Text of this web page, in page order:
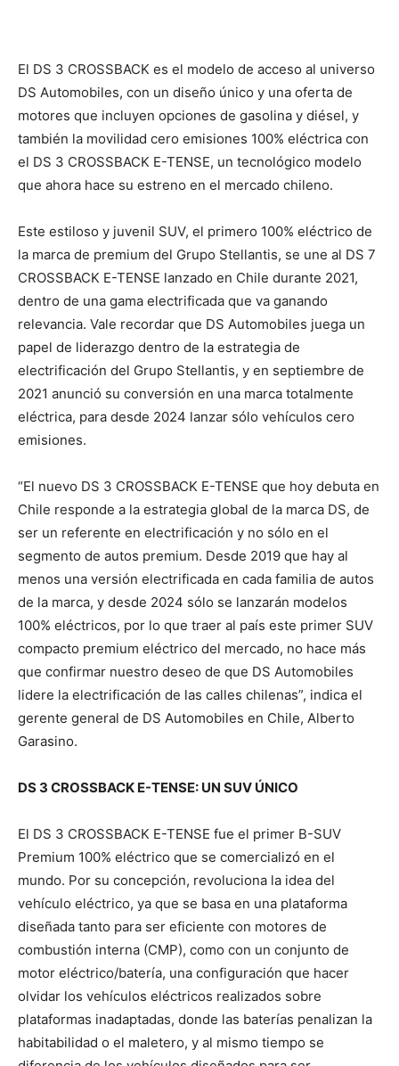
El DS 3 CROSSBACK es el modelo de acceso al universo
DS Automobiles, con un diseño único y una oferta de
motores que incluyen opciones de gasolina y diésel, y
también la movilidad cero emisiones 100% eléctrica con
el DS 3 CROSSBACK E-TENSE, un tecnológico modelo
que ahora hace su estreno en el mercado chileno.
Este estiloso y juvenil SUV, el primero 100% eléctrico de
la marca de premium del Grupo Stellantis, se une al DS 7
CROSSBACK E-TENSE lanzado en Chile durante 2021,
dentro de una gama electrificada que va ganando
relevancia. Vale recordar que DS Automobiles juega un
papel de liderazgo dentro de la estrategia de
electrificación del Grupo Stellantis, y en septiembre de
2021 anunció su conversión en una marca totalmente
eléctrica, para desde 2024 lanzar sólo vehículos cero
emisiones.
“El nuevo DS 3 CROSSBACK E-TENSE que hoy debuta en
Chile responde a la estrategia global de la marca DS, de
ser un referente en electrificación y no sólo en el
segmento de autos premium. Desde 2019 que hay al
menos una versión electrificada en cada familia de autos
de la marca, y desde 2024 sólo se lanzarán modelos
100% eléctricos, por lo que traer al país este primer SUV
compacto premium eléctrico del mercado, no hace más
que confirmar nuestro deseo de que DS Automobiles
lidere la electrificación de las calles chilenas”, indica el
gerente general de DS Automobiles en Chile, Alberto
Garasino.
DS 3 CROSSBACK E-TENSE: UN SUV ÚNICO
El DS 3 CROSSBACK E-TENSE fue el primer B-SUV
Premium 100% eléctrico que se comercializó en el
mundo. Por su concepción, revoluciona la idea del
vehículo eléctrico, ya que se basa en una plataforma
diseñada tanto para ser eficiente con motores de
combustión interna (CMP), como con un conjunto de
motor eléctrico/batería, una configuración que hacer
olvidar los vehículos eléctricos realizados sobre
plataformas inadaptadas, donde las baterías penalizan la
habitabilidad o el maletero, y al mismo tiempo se